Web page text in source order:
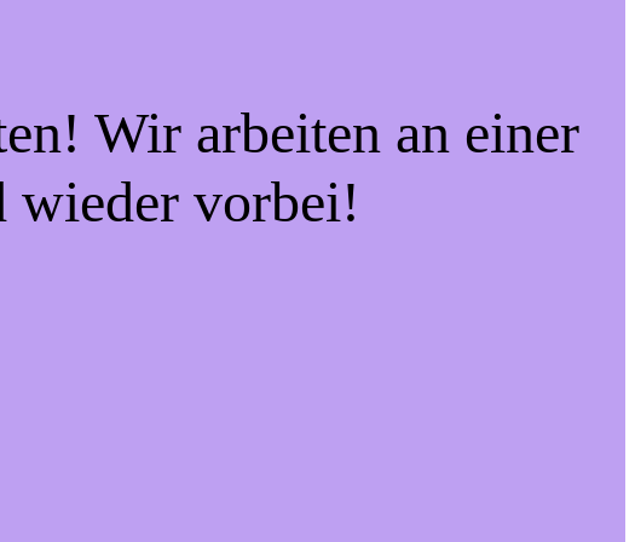
Wir arbeiten an einer
wieder vorbei!